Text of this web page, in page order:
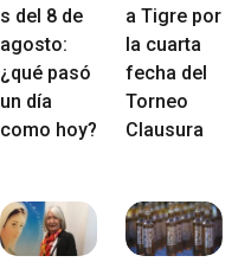
s del 8 de
agosto:
¿qué pasó
un día
como hoy?
a Tigre por
la cuarta
fecha del
Torneo
Clausura